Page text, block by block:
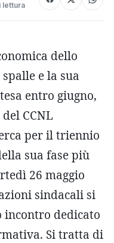
lettura
dello
e la sua
entro giugno,
CCNL
per il triennio
sua fase più
26 maggio
sindacali si
incontro dedicato
Si tratta di